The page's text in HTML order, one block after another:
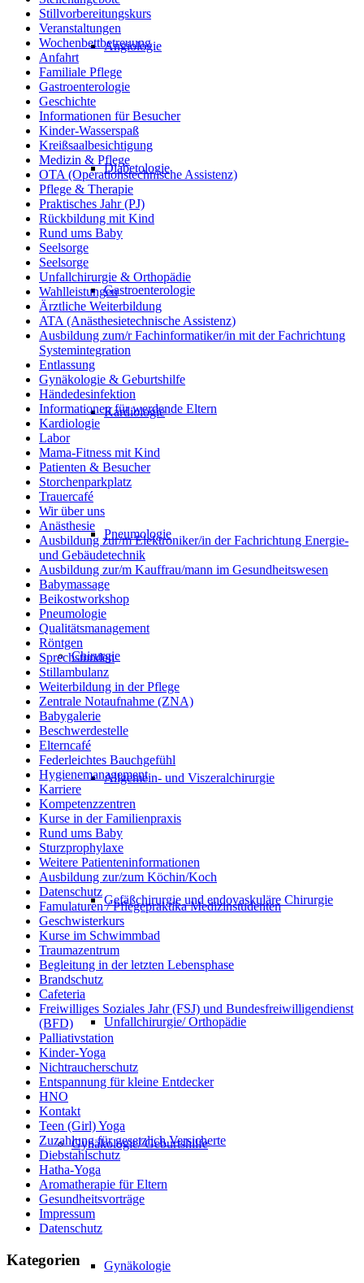
Angiologie
Diabetologie
Gastroenterologie
Kardiologie
Pneumologie
Chirurgie
Allgemein- und Viszeralchirurgie
Gefäßchirurgie und endovaskuläre Chirurgie
Unfallchirurgie/ Orthopädie
Gynäkologie/ Geburtshilfe
Gynäkologie
Stillvorbereitungskurs
Veranstaltungen
Wochenbettbetreuung
Anfahrt
Familiale Pflege
Gastroenterologie
Geschichte
Informationen für Besucher
Kinder-Wasserspaß
Kreißsaalbesichtigung
Medizin & Pflege
OTA (Operationstechnische Assistenz)
Pflege & Therapie
Praktisches Jahr (PJ)
Rückbildung mit Kind
Rund ums Baby
Seelsorge
Seelsorge
Unfallchirurgie & Orthopädie
Wahlleistungen
Ärztliche Weiterbildung
ATA (Anästhesietechnische Assistenz)
Ausbildung zum/r Fachinformatiker/in mit der Fachrichtung
Systemintegration
Entlassung
Gynäkologie & Geburtshilfe
Händedesinfektion
Informationen für werdende Eltern
Kardiologie
Labor
Mama-Fitness mit Kind
Patienten & Besucher
Storchenparkplatz
Trauercafé
Wir über uns
Anästhesie
Ausbildung zur/m Elektroniker/in der Fachrichtung Energie-
und Gebäudetechnik
Ausbildung zur/m Kauffrau/mann im Gesundheitswesen
Babymassage
Beikostworkshop
Pneumologie
Qualitätsmanagement
Röntgen
Sprechstunden
Stillambulanz
Weiterbildung in der Pflege
Zentrale Notaufnahme (ZNA)
Babygalerie
Beschwerdestelle
Elterncafé
Federleichtes Bauchgefühl
Hygienemanagement
Karriere
Kompetenzzentren
Kurse in der Familienpraxis
Rund ums Baby
Sturzprophylaxe
Weitere Patienteninformationen
Ausbildung zur/zum Köchin/Koch
Datenschutz
Famulaturen / Pflegepraktika Medizinstudenten
Geschwisterkurs
Kurse im Schwimmbad
Traumazentrum
Begleitung in der letzten Lebensphase
Brandschutz
Cafeteria
Freiwilliges Soziales Jahr (FSJ) und Bundesfreiwilligendienst
(BFD)
Palliativstation
Kinder-Yoga
Nichtraucherschutz
Entspannung für kleine Entdecker
HNO
Kontakt
Teen (Girl) Yoga
Zuzahlung für gesetzlich Versicherte
Diebstahlschutz
Hatha-Yoga
Aromatherapie für Eltern
Gesundheitsvorträge
Impressum
Datenschutz
Kategorien